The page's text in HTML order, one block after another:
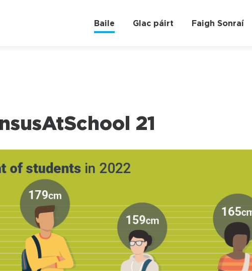
Baile Glac páirt Faigh Sonraí
21